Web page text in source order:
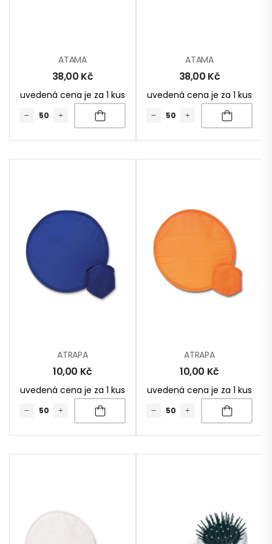
ATAMA
38,00 Kč
uvedená cena je za 1 kus
ATAMA
38,00 Kč
uvedená cena je za 1 kus
ATRAPA
10,00 Kč
uvedená cena je za 1 kus
ATRAPA
10,00 Kč
uvedená cena je za 1 kus